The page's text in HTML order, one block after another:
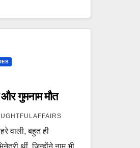
गुमनाम मौत
वाली, बहुत ही
थीं, जिन्होंने नाम भी